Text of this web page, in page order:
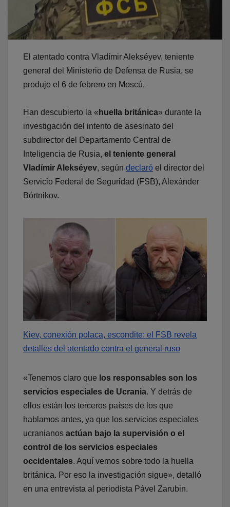
El atentado contra Vladímir Alekséyev, teniente
general del Ministerio de Defensa de Rusia, se
produjo el 6 de febrero en Moscú.
Han descubierto la « huella británica» durante la
investigación del intento de asesinato del
subdirector del Departamento Central de
Inteligencia de Rusia, el teniente general
Vladímir Alekséyev, según declaró el director del
Servicio Federal de Seguridad (FSB), Alexánder
Bórtnikov.
Kiev, conexión polaca, escondite: el FSB revela
detalles del atentado contra el general ruso
«Tenemos claro que los responsables son los
servicios especiales de Ucrania. Y detrás de
ellos están los terceros países de los que
hablamos antes, ya que los servicios especiales
ucranianos actúan bajo la supervisión o el
control de los servicios especiales
occidentales. Aquí vemos sobre todo la huella
británica. Por eso la investigación sigue», detalló
en una entrevista al periodista Pável Zarubin.